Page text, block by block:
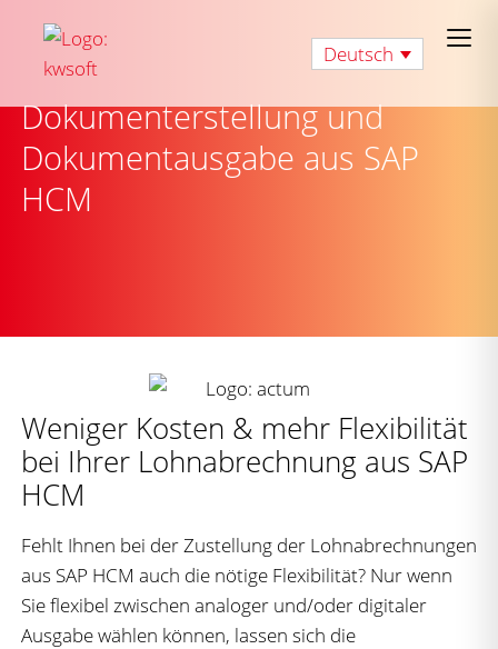
Deutsch
Dokumenterstellung und
Dokumentausgabe aus SAP
HCM
Weniger Kosten & mehr Flexibilität
bei Ihrer Lohnabrechnung aus SAP
HCM
Fehlt Ihnen bei der Zustellung der Lohnabrechnungen
aus SAP HCM auch die nötige Flexibilität? Nur wenn
Sie flexibel zwischen analoger und/oder digitaler
Ausgabe wählen können, lassen sich die